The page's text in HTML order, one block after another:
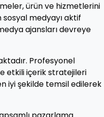
ürün ve hizmetlerini
medyayı aktif
ajansları devreye
Profesyonel
etkili içerik stratejileri
iyi şekilde temsil edilerek